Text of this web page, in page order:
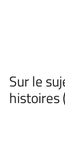
Sur le
histoires